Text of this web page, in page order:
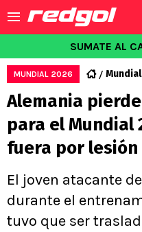
SUMATE AL
MUNDIAL 2026
Alemania
para el Mundial
fuera por lesión
El joven atacante
durante el
tuvo que ser